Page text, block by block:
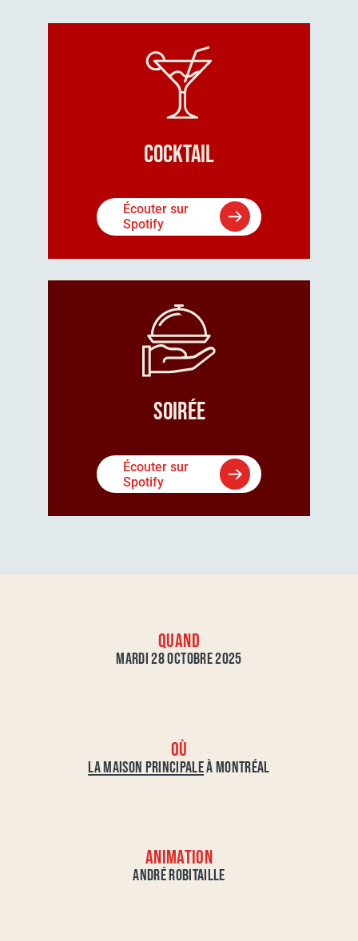
Cocktail
Écouter sur
Spotify
Soirée
Écouter sur
Spotify
QUAND
MARDI 28 OCTOBRE 2025
OÙ
LA MAISON PRINCIPALEÀ MONTRÉAL
ANIMATION
ANDRÉ ROBITAILLE